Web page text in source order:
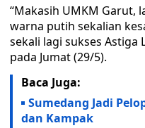
“Makasih UMKM Garut,
warna putih sekalian
sekali lagi sukses Astiga
pada Jumat (29/5).
Baca Juga:
Sumedang Jadi
dan Kampak